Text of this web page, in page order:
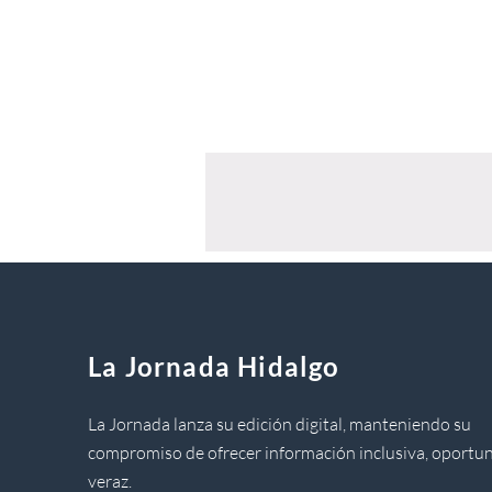
La Jornada Hidalgo
La Jornada lanza su edición digital, manteniendo su
compromiso de ofrecer información inclusiva,
veraz.